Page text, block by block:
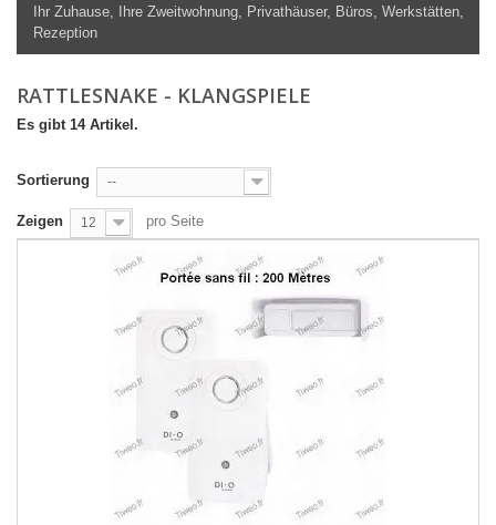
Ihr Zuhause, Ihre Zweitwohnung, Privathäuser, Büros, Werkstätten,
Rezeption
RATTLESNAKE - KLANGSPIELE
Es gibt 14 Artikel.
Sortierung --
Zeigen 12 pro Seite